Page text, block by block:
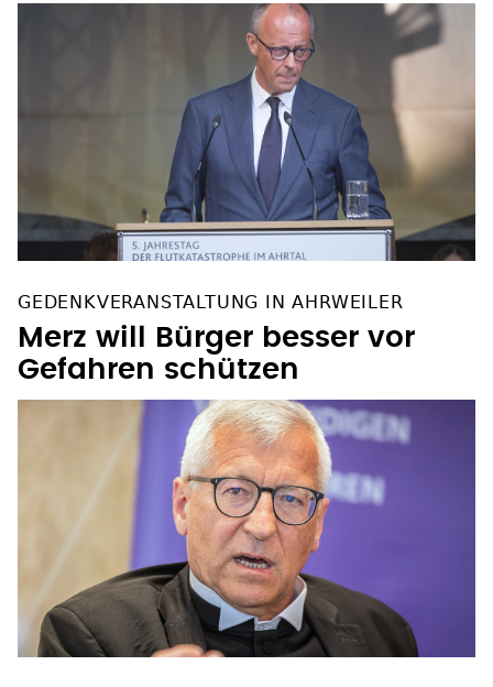
GEDENKVERANSTALTUNG IN AHRWEILER
Merz will Bürger besser vor
Gefahren schützen